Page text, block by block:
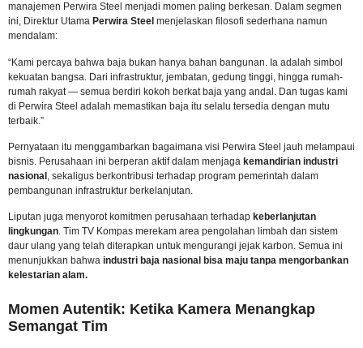
manajemen Perwira Steel menjadi momen paling berkesan. Dalam segmen
ini, Direktur Utama Perwira Steel menjelaskan filosofi sederhana namun
mendalam:
“Kami percaya bahwa baja bukan hanya bahan bangunan. Ia adalah simbol
kekuatan bangsa. Dari infrastruktur, jembatan, gedung tinggi, hingga rumah-
rumah rakyat — semua berdiri kokoh berkat baja yang andal. Dan tugas kami
di Perwira Steel adalah memastikan baja itu selalu tersedia dengan mutu
terbaik.”
Pernyataan itu menggambarkan bagaimana visi Perwira Steel jauh melampaui
bisnis. Perusahaan ini berperan aktif dalam menjaga kemandirian industri
nasional , sekaligus berkontribusi terhadap program pemerintah dalam
pembangunan infrastruktur berkelanjutan.
Liputan juga menyorot komitmen perusahaan terhadap keberlanjutan
lingkungan. Tim TV Kompas merekam area pengolahan limbah dan sistem
daur ulang yang telah diterapkan untuk mengurangi jejak karbon. Semua ini
menunjukkan bahwa industri baja nasional bisa maju tanpa mengorbankan
kelestarian alam.
Momen Autentik: Ketika Kamera Menangkap
Semangat Tim